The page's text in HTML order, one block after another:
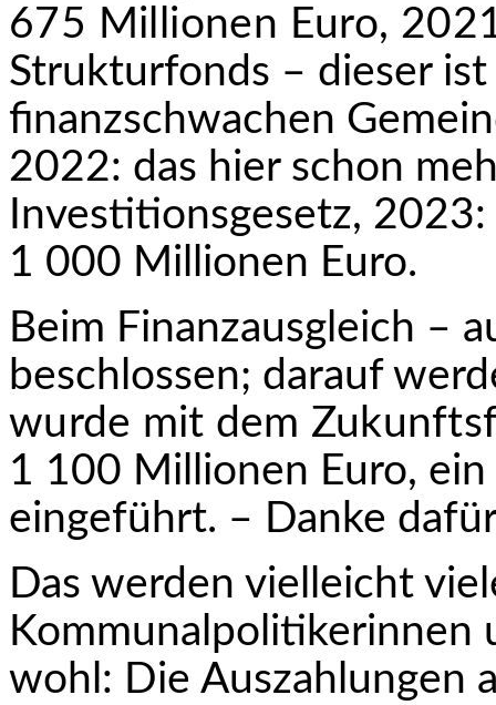
675 Millionen Euro,
Strukturfonds – dieser
finanzschwachen
2022: das hier schon
Investitionsgesetz,
1 000 Millionen Euro.
Beim Finanzausgleich –
beschlossen; darauf
wurde mit dem
1 100 Millionen Euro,
eingeführt. – Danke
Das werden vielleicht
Kommunalpolitikerinnen
wohl: Die Auszahlungen